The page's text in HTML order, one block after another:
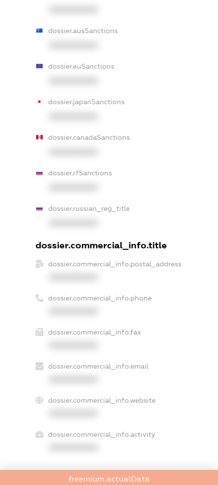
dossier.ausSanctions
dossier.euSanctions
dossier.japanSanctions
dossier.canadaSanctions
dossier.rfSanctions
dossier.russian_reg_title
dossier.commercial_info.title
dossier.commercial_info.postal_address
dossier.commercial_info.phone
dossier.commercial_info.fax
dossier.commercial_info.email
dossier.commercial_info.website
dossier.commercial_info.activity
freemium.actualData